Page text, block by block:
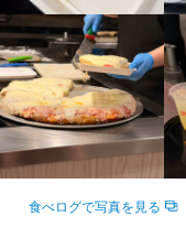
食べログで写真を見る
とんどの場合カウンタ
からテーブルの片付け
ク、接客全般を担当し
応が中心となり、未経
ピークタイムは忙しく
ながら協力して進める
が明確なので安心です。